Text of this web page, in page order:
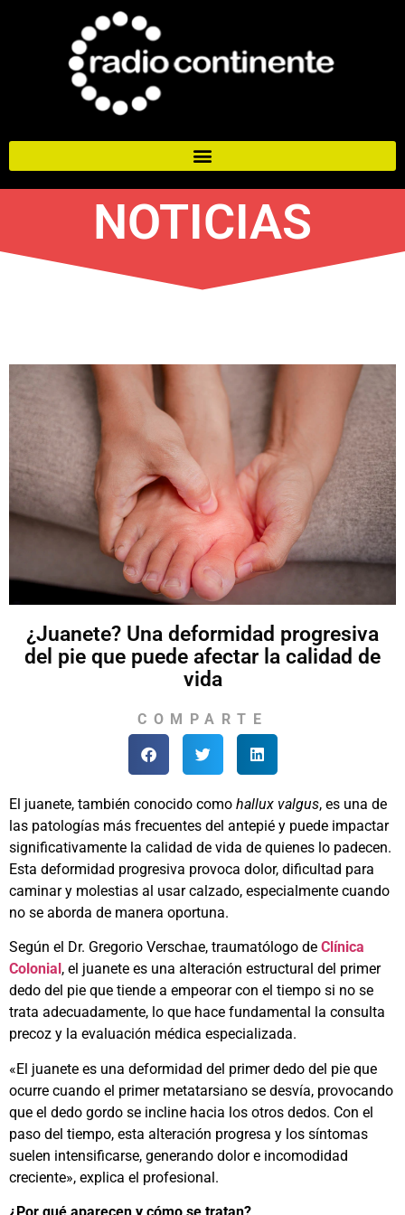
NOTICIAS
¿Juanete? Una deformidad progresiva
del pie que puede afectar la calidad de
vida
COMPARTE
El juanete, también conocido como hallux valgus, es una de
las patologías más frecuentes del antepié y puede impactar
significativamente la calidad de vida de quienes lo padecen.
Esta deformidad progresiva provoca dolor, dificultad para
caminar y molestias al usar calzado, especialmente cuando
no se aborda de manera oportuna.
Según el Dr. Gregorio Verschae, traumatólogo de Clínica
Colonial , el juanete es una alteración estructural del primer
dedo del pie que tiende a empeorar con el tiempo si no se
trata adecuadamente, lo que hace fundamental la consulta
precoz y la evaluación médica especializada.
«El juanete es una deformidad del primer dedo del pie que
ocurre cuando el primer metatarsiano se desvía, provocando
que el dedo gordo se incline hacia los otros dedos. Con el
paso del tiempo, esta alteración progresa y los síntomas
suelen intensificarse, generando dolor e incomodidad
creciente», explica el profesional.